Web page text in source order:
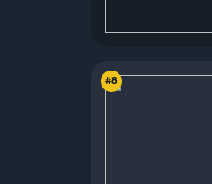
#8